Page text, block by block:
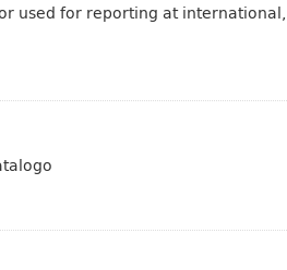
used for reporting at